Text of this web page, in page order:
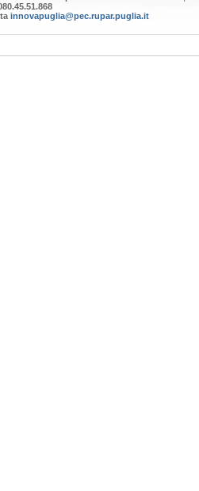
innovapuglia@pec.rupar.puglia.it